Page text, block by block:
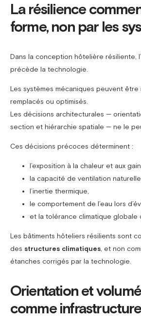
La résilience
forme, non par les
Dans la conception hôtelière résiliente,
précède la technologie.
Les systèmes mécaniques peuvent être
remplacés ou optimisés.
Les décisions architecturales —
section et hiérarchie spatiale — ne le
Ces décisions précoces déterminent :
l’exposition à la chaleur et aux
la capacité de ventilation naturelle,
l’inertie thermique,
le comportement de l’eau lors
et la tolérance climatique globale
Les bâtiments hôteliers résilients sont
des structures climatiques, et non
étanches corrigés par la technologie.
Orientation et
comme